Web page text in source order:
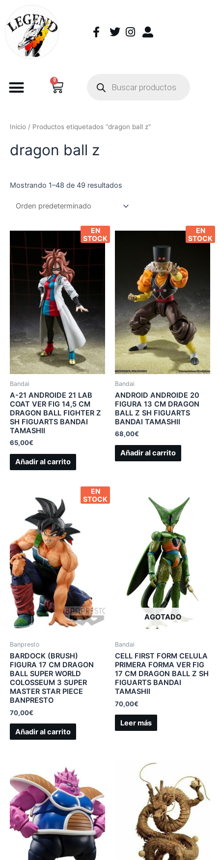
0
Inicio / Productos etiquetados “dragon ball z”
dragon ball z
Mostrando 1–48 de 49 resultados
EN
STOCK
Bandai
A-21 ANDROIDE 21 LAB
COAT VER FIG 14,5 CM
DRAGON BALL FIGHTER Z
SH FIGUARTS BANDAI
TAMASHII
65,00€
Añadir al carrito
EN
STOCK
Bandai
ANDROID ANDROIDE 20
FIGURA 13 CM DRAGON
BALL Z SH FIGUARTS
BANDAI TAMASHII
68,00€
Añadir al carrito
EN
STOCK
Banpresto
BARDOCK (BRUSH)
FIGURA 17 CM DRAGON
BALL SUPER WORLD
COLOSSEUM 3 SUPER
MASTER STAR PIECE
BANPRESTO
70,00€
Añadir al carrito
AGOTADO
Bandai
CELL FIRST FORM CELULA
PRIMERA FORMA VER FIG
17 CM DRAGON BALL Z SH
FIGUARTS BANDAI
TAMASHII
70,00€
Leer más